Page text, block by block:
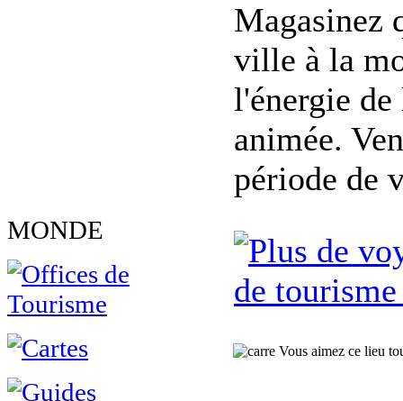
MONDE
Magasinez
ville à la
l'énergie
animée.
période de
de
Vous aimez ce lieu